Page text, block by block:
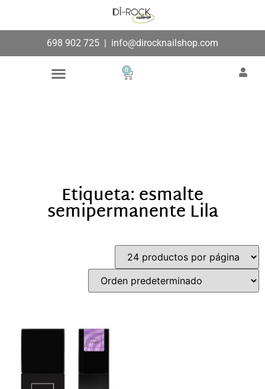
698 902 725 | info@dirocknailshop.com
0
Etiqueta: esmalte
semipermanente Lila